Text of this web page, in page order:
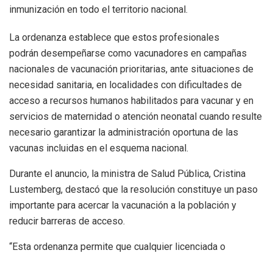
inmunización en todo el territorio nacional.
La ordenanza establece que estos profesionales
podrán desempeñarse como vacunadores en campañas
nacionales de vacunación prioritarias, ante situaciones de
necesidad sanitaria, en localidades con dificultades de
acceso a recursos humanos habilitados para vacunar y en
servicios de maternidad o atención neonatal cuando resulte
necesario garantizar la administración oportuna de las
vacunas incluidas en el esquema nacional.
Durante el anuncio, la ministra de Salud Pública, Cristina
Lustemberg, destacó que la resolución constituye un paso
importante para acercar la vacunación a la población y
reducir barreras de acceso.
“Esta ordenanza permite que cualquier licenciada o